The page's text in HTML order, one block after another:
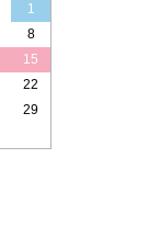
1
8
15
22
29